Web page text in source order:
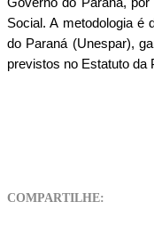
Social. A metodologia é
do Paraná (Unespar),
previstos no Estatuto da
COMPARTILHE: